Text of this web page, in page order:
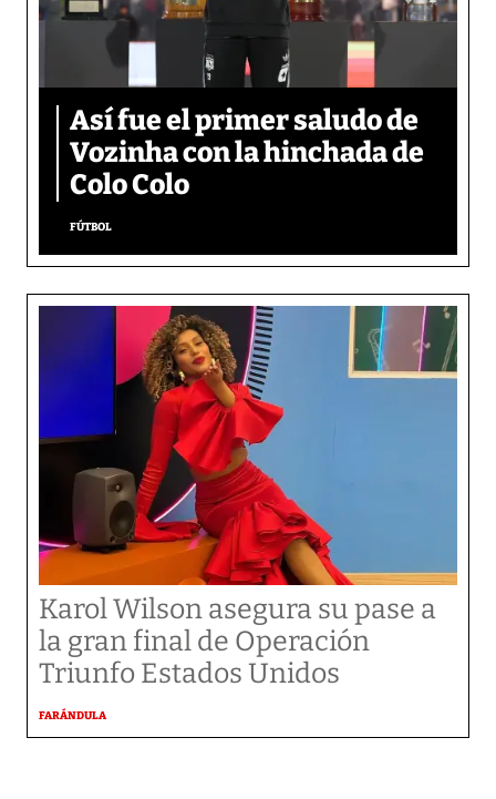
Así fue el primer saludo de
Vozinha con la hinchada de
Colo Colo
FÚTBOL
Karol Wilson asegura su pase a
la gran final de Operación
Triunfo Estados Unidos
FARÁNDULA